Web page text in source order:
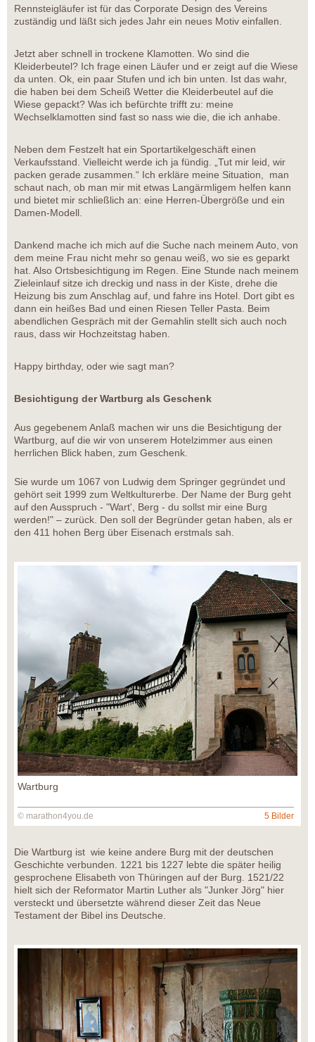
Rennsteigläufer ist für das Corporate Design des Vereins
zuständig und läßt sich jedes Jahr ein neues Motiv einfallen.
Jetzt aber schnell in trockene Klamotten. Wo sind die
Kleiderbeutel? Ich frage einen Läufer und er zeigt auf die Wiese
da unten. Ok, ein paar Stufen und ich bin unten. Ist das wahr,
die haben bei dem Scheiß Wetter die Kleiderbeutel auf die
Wiese gepackt? Was ich befürchte trifft zu: meine
Wechselklamotten sind fast so nass wie die, die ich anhabe.
Neben dem Festzelt hat ein Sportartikelgeschäft einen
Verkaufsstand. Vielleicht werde ich ja fündig. „Tut mir leid, wir
packen gerade zusammen.“ Ich erkläre meine Situation, man
schaut nach, ob man mir mit etwas Langärmligem helfen kann
und bietet mir schließlich an: eine Herren-Übergröße und ein
Damen-Modell.
Dankend mache ich mich auf die Suche nach meinem Auto, von
dem meine Frau nicht mehr so genau weiß, wo sie es geparkt
hat. Also Ortsbesichtigung im Regen. Eine Stunde nach meinem
Zieleinlauf sitze ich dreckig und nass in der Kiste, drehe die
Heizung bis zum Anschlag auf, und fahre ins Hotel. Dort gibt es
dann ein heißes Bad und einen Riesen Teller Pasta. Beim
abendlichen Gespräch mit der Gemahlin stellt sich auch noch
raus, dass wir Hochzeitstag haben.
Happy birthday, oder wie sagt man?
Besichtigung der Wartburg als Geschenk
Aus gegebenem Anlaß machen wir uns die Besichtigung der
Wartburg, auf die wir von unserem Hotelzimmer aus einen
herrlichen Blick haben, zum Geschenk.
Sie wurde um 1067 von Ludwig dem Springer gegründet und
gehört seit 1999 zum Weltkulturerbe. Der Name der Burg geht
auf den Ausspruch - "Wart', Berg - du sollst mir eine Burg
werden!" – zurück. Den soll der Begründer getan haben, als er
den 411 hohen Berg über Eisenach erstmals sah.
Wartburg
© marathon4you.de 5 Bilder
Die Wartburg ist wie keine andere Burg mit der deutschen
Geschichte verbunden. 1221 bis 1227 lebte die später heilig
gesprochene Elisabeth von Thüringen auf der Burg. 1521/22
hielt sich der Reformator Martin Luther als "Junker Jörg" hier
versteckt und übersetzte während dieser Zeit das Neue
Testament der Bibel ins Deutsche.